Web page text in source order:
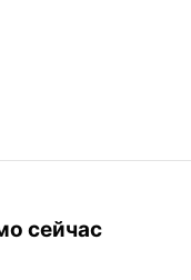
сейчас